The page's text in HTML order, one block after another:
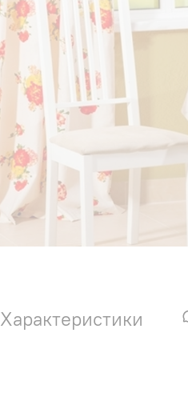
Характеристики